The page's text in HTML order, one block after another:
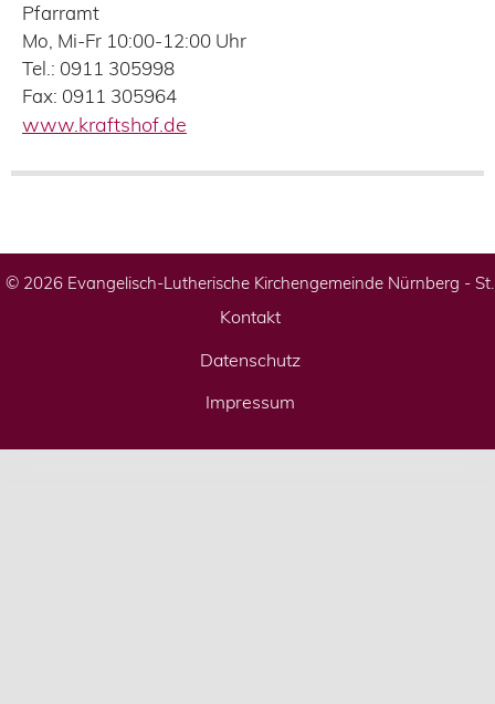
Pfarramt
Mo, Mi-Fr 10:00-12:00 Uhr
Tel.: 0911 305998
Fax: 0911 305964
www.kraftshof.de
© 2026 Evangelisch-Lutherische Kirchengemeinde Nürnberg -
Kontakt
Datenschutz
Impressum